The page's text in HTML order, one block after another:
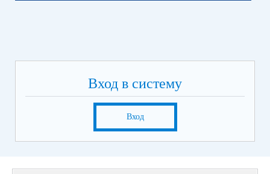
Вход в систему
Вход